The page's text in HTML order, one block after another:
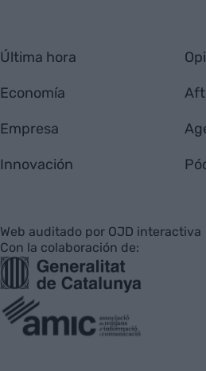
Última hora
Economía
Empresa
Innovación
Web auditado por OJD interactiva
Con la colaboración de: